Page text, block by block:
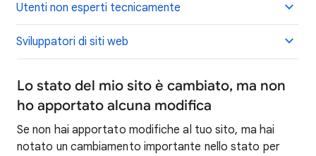
Utenti non esperti tecnicamente
Sviluppatori di siti web
Lo stato del mio sito è cambiato, ma non
ho apportato alcuna modifica
Se non hai apportato modifiche al tuo sito, ma hai
notato un cambiamento importante nello stato per